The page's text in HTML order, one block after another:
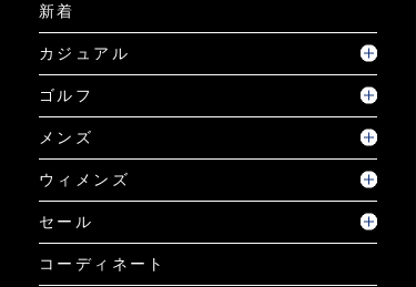
新着
カジュアル
ゴルフ
メンズ
ウィメンズ
セール
コーディネート